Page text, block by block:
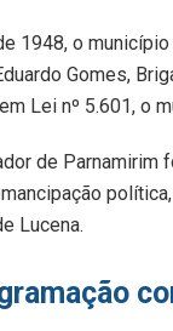
1948, o
Gomes,
Lei nº 5.601, o
de Parnamirim
Lucena.